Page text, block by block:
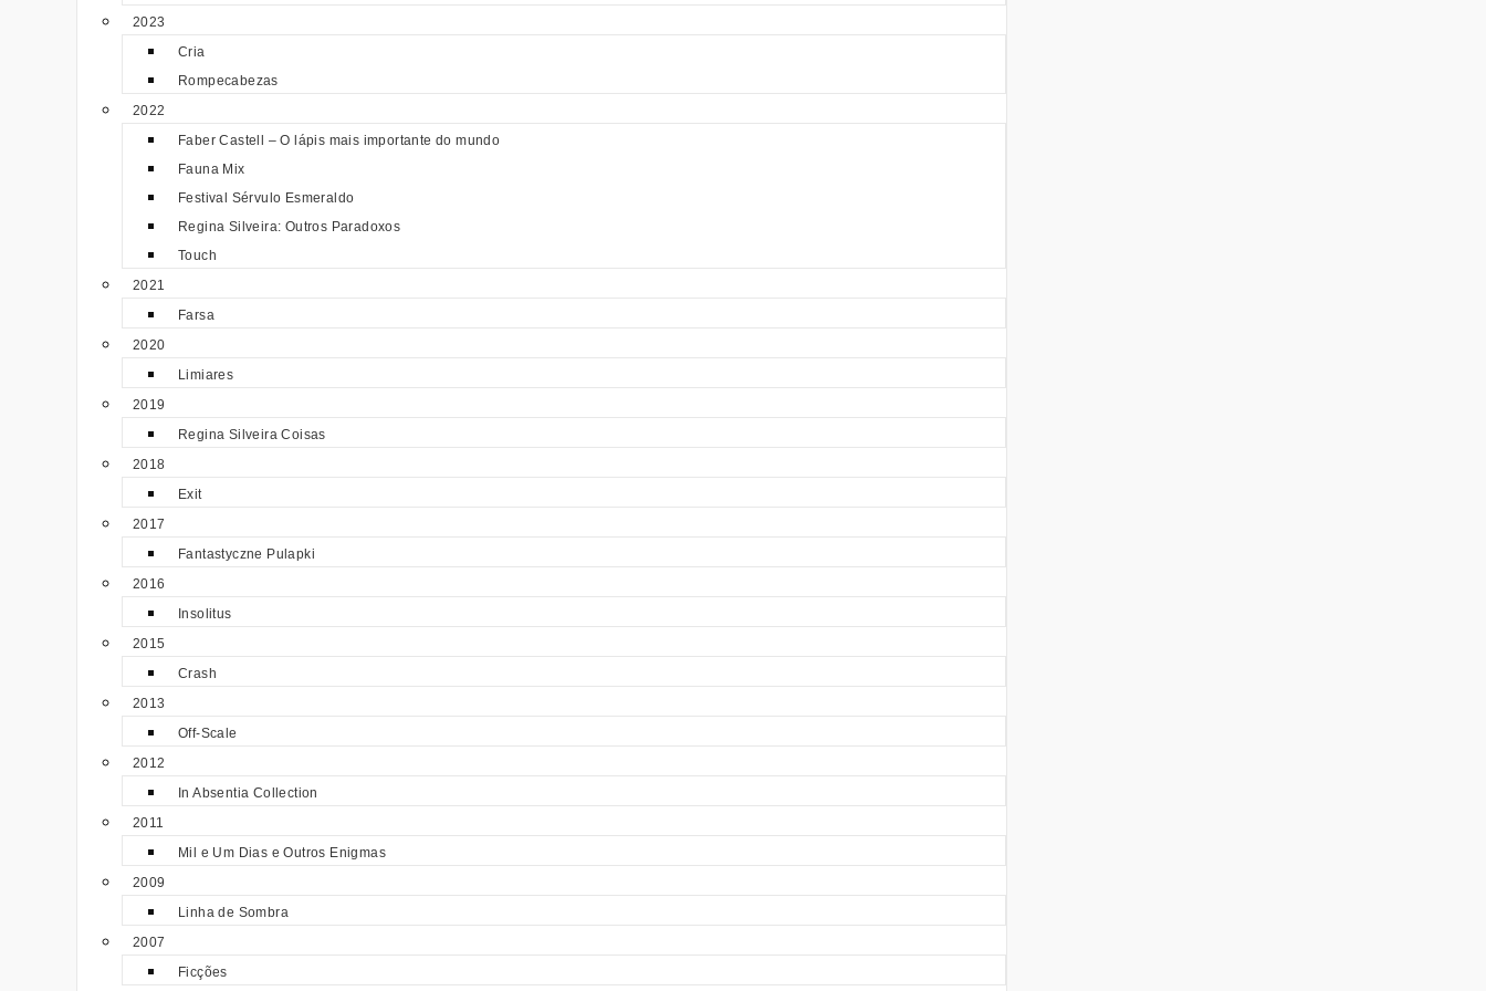
2023
Cria
Rompecabezas
2022
Faber Castell – O lápis mais importante do mundo
Fauna Mix
Festival Sérvulo Esmeraldo
Regina Silveira: Outros Paradoxos
Touch
2021
Farsa
2020
Limiares
2019
Regina Silveira Coisas
2018
Exit
2017
Fantastyczne Pulapki
2016
Insolitus
2015
Crash
2013
Off-Scale
2012
In Absentia Collection
2011
Mil e Um Dias e Outros Enigmas
2009
Linha de Sombra
2007
Ficções